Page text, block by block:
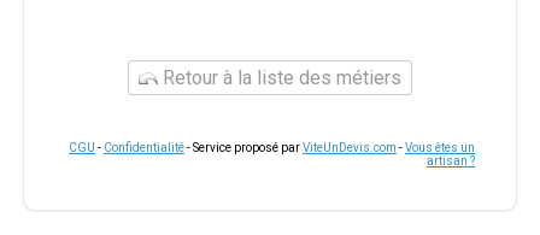
Retour à la liste des métiers
CGU - Confidentialité- Service proposé parViteUnDevis.com -Vous êtes un
artisan ?